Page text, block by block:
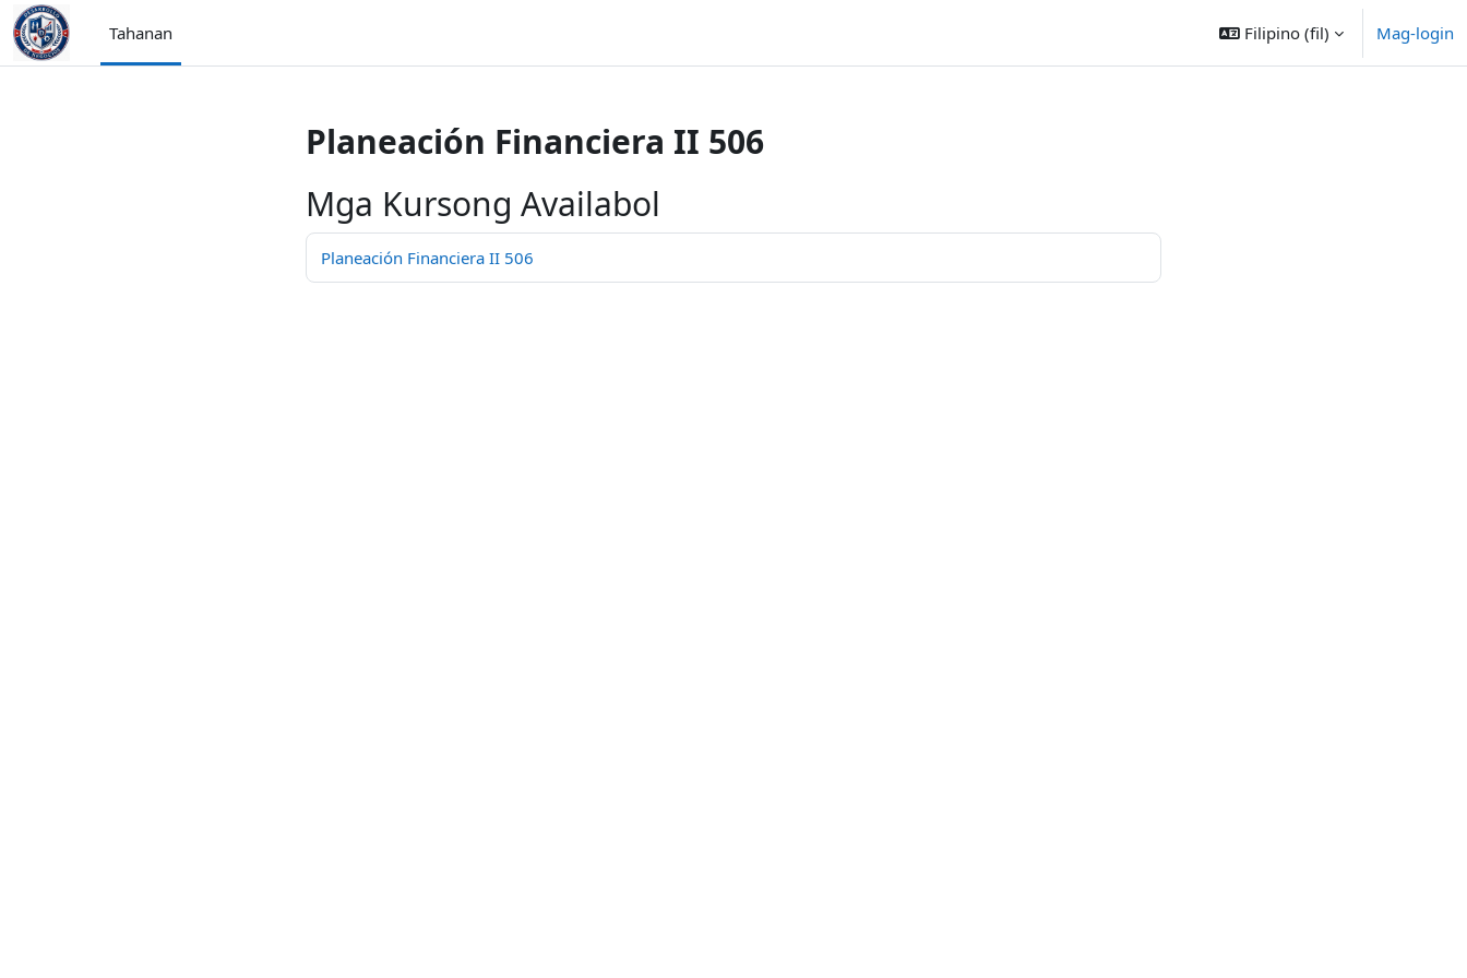
Lumaktaw patungo sa pangunahing nilalaman
Tahanan
Filipino ‎(fil)‎ Mag-login
Planeación Financiera II 506
Mga Kursong Availabol
Planeación Financiera II 506